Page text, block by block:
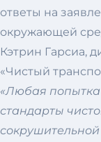
ответы на
окружающей
Кэтрин Гарсиа,
«Чистый
«Любая
стандарты